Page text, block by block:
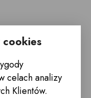
cookies
celach analizy
Klientów.